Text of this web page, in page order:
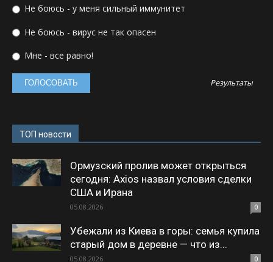
Не боюсь - у меня сильный иммунитет
Не боюсь - вирус не так опасен
Мне - все равно!
Результаты
ТОП новости
Ормузский пролив может открыться
сегодня: Axios назвал условия сделки
США и Ирана
05.08.2026 0
Убежали из Киева в горы: семья купила
старый дом в деревне — что из...
05.08.2026 0